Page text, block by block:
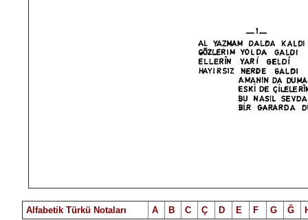
Alfabetik Türkü Notaları A B C Ç D E F G Ğ